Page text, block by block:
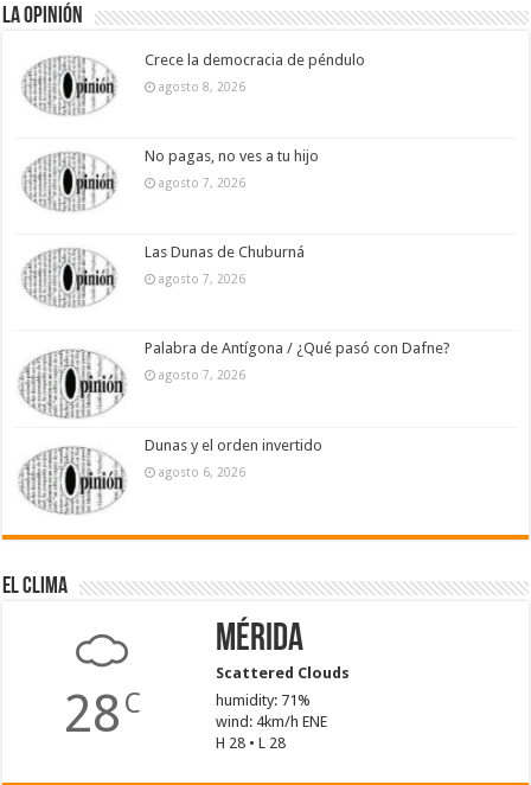
La Opinión
Crece la democracia de péndulo
agosto 8, 2026
No pagas, no ves a tu hijo
agosto 7, 2026
Las Dunas de Chuburná
agosto 7, 2026
Palabra de Antígona / ¿Qué pasó con Dafne?
agosto 7, 2026
Dunas y el orden invertido
agosto 6, 2026
El Clima
28 C
Mérida
Scattered Clouds
humidity: 71%
wind: 4km/h ENE
H 28 • L 28